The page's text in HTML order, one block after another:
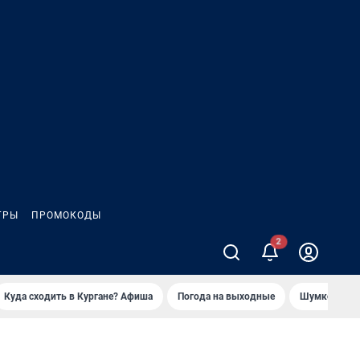
ПРОМОКОДЫ
2
Куда сходить в Кургане? Афиша Погода на выходные Шумков в